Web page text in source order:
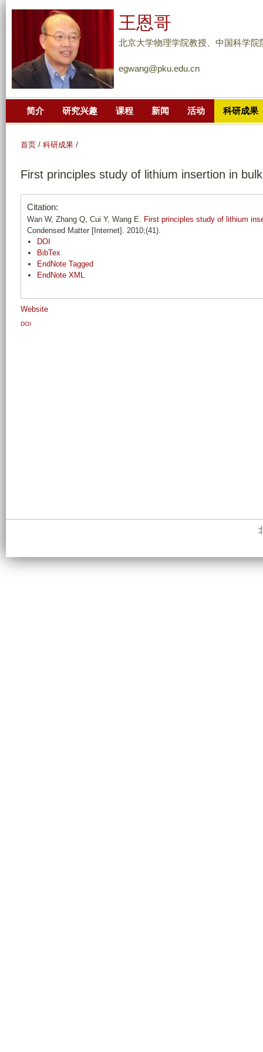
到
主
要
分
王恩哥
北京大学物理学院教授、中国科学
egwang@pku.edu.cn
简介 研究兴趣 课程 新闻 活动 科研成果
首页 / 科研成果 /
First principles study of lithium insertion in
Citation:
Wan W, Zhang Q, Cui Y, Wang E. First principles study of lithium
Condensed Matter [Internet]. 2010;(41).
DOI
BibTex
EndNote Tagged
EndNote XML
Website
DOI